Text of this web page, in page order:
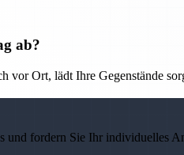
ab?
vor Ort, lädt Ihre Gegenstände
und fordern Sie Ihr individuelles